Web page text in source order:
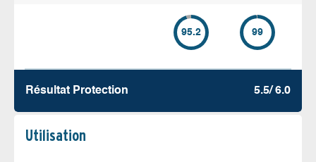
95.2 99
Résultat Protection 5.5/ 6.0
Utilisation